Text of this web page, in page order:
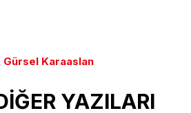
Gürsel Karaaslan
YAZILARI